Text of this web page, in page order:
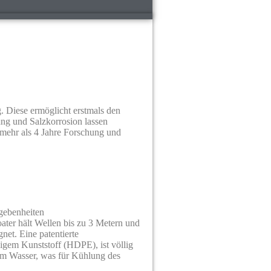
ermöglicht erstmals den
und Salzkorrosion lassen
als 4 Jahre Forschung und
hält Wellen bis zu 3 Metern und
Eine patentierte
Kunststoff (HDPE), ist völlig
Wasser, was für Kühlung des